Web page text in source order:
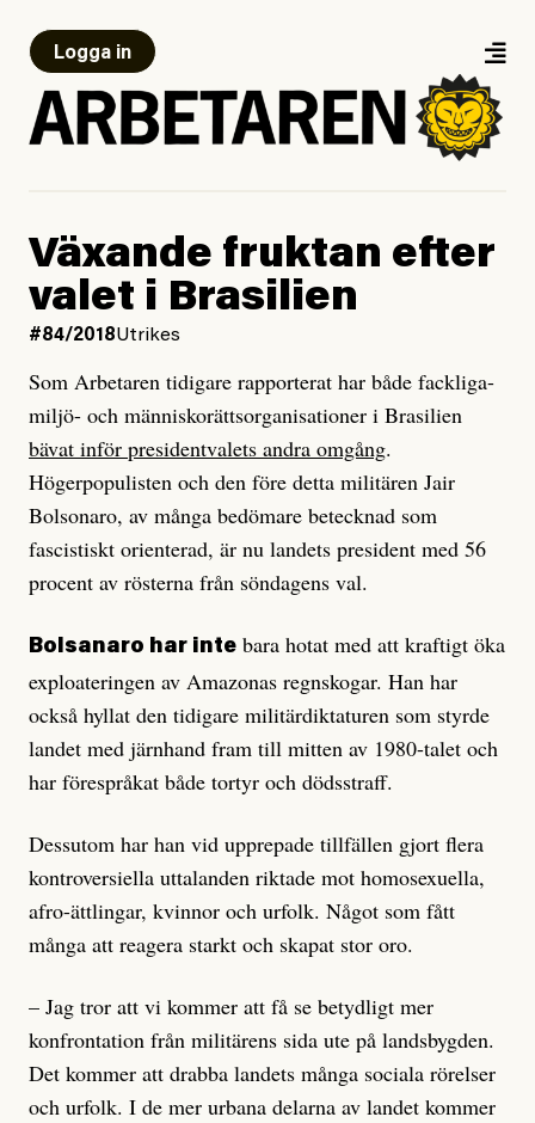
Logga in
Växande fruktan efter
valet i Brasilien
#84/2018Utrikes
Som Arbetaren tidigare rapporterat har både fackliga-
miljö- och människorättsorganisationer i Brasilien
bävat inför presidentvalets andra omgång.
Högerpopulisten och den före detta militären Jair
Bolsonaro, av många bedömare betecknad som
fascistiskt orienterad, är nu landets president med 56
procent av rösterna från söndagens val.
Bolsanaro har inte bara hotat med att kraftigt öka
exploateringen av Amazonas regnskogar. Han har
också hyllat den tidigare militärdiktaturen som styrde
landet med järnhand fram till mitten av 1980-talet och
har förespråkat både tortyr och dödsstraff.
Dessutom har han vid upprepade tillfällen gjort flera
kontroversiella uttalanden riktade mot homosexuella,
afro-ättlingar, kvinnor och urfolk. Något som fått
många att reagera starkt och skapat stor oro.
– Jag tror att vi kommer att få se betydligt mer
konfrontation från militärens sida ute på landsbygden.
Det kommer att drabba landets många sociala rörelser
och urfolk. I de mer urbana delarna av landet kommer